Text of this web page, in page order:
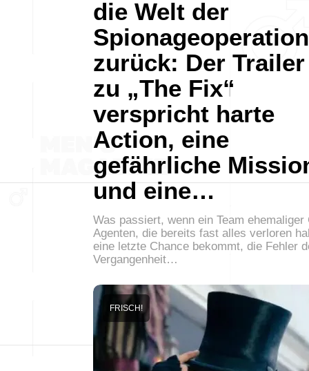
die Welt der
zurück: Der Trailer
zu „The Fix“
verspricht harte
Action, eine
gefährliche
und eine…
Was passiert, wenn ein Team ehemaliger
Agenten, die bereits fast alles verloren
eine letzte Chance bekommt, die Fehler
Vergangenheit…
FRISCH!